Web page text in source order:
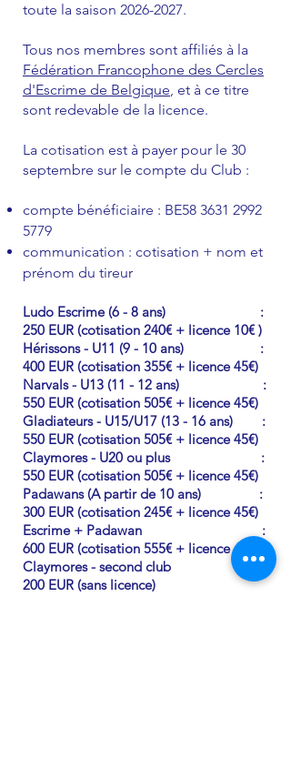
toute la saison 2026-2027.
Tous nos membres sont affiliés à la
Fédération Francophone des Cercles
d'Escrime de Belgique, et à ce titre
sont redevable de la licence.
La cotisation est à payer pour le 30
septembre sur le compte du Club :
compte bénéficiaire : BE58 3631 2992
5779
communication : cotisation + nom et
prénom du tireur
Ludo Escrime (6 - 8 ans) :
250 EUR (cotisation 240€ + licence 10€ )
Hérissons - U11 (9 - 10 ans) :
400 EUR (cotisation 355€ + licence 45€)
Narvals - U13 (11 - 12 ans) :
550 EUR (cotisation 505€ + licence 45€)
Gladiateurs - U15/U17 (13 - 16 ans) :
550 EUR (cotisation 505€ + licence 45€) ​
Claymores - U20 ou plus :
550 EUR (cotisation 505€ + licence 45€)
Padawans (A partir de 10 ans) :
300 EUR (cotisation 245€ + licence 45€)
Escrime + Padawan :
600 EUR (cotisation 555€ + licence 45€)
Claymores - second club :
200 EUR (sans licence)